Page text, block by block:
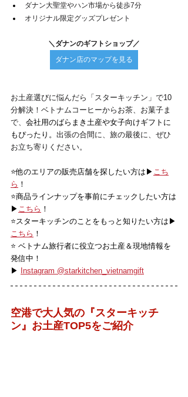
ダナン大聖堂やハン市場から徒歩7分
オリジナル限定グッズプレゼント
＼ダナンのギフトショップ／
ダナン店のマップを見る
お土産選びに悩んだら「スターキッチン」で10
分解決！ベトナムコーヒーからお茶、お菓子ま
で、 会社用のばらまき土産や女子向けギフトに
もぴったり。 出張の合間に、旅の最後に、ぜひ
お立ち寄りください。
⭐️他のエリアの販売店舗を探したい方は▶ こち
ら ！
⭐️商品ラインナップを事前にチェックしたい方は
▶ こちら ！
⭐️スターキッチンのことをもっと知りたい方は▶
こちら ！
⭐️ ベトナム旅行者に役立つお土産＆現地情報を
発信中！
▶
Instagram @starkitchen_vietnamgift
空港で大人気の『スターキッチ
ン』お土産TOP5をご紹介